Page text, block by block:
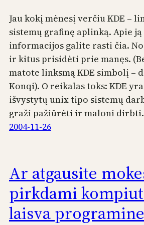
Jau kokį mėnesį verčiu KDE –
sistemų grafinę aplinką. Apie
informacijos galite rasti čia.
ir kitus prisidėti prie manęs.
matote linksmą KDE simbolį –
Konqi). O reikalas toks: KDE
išvystytų unix tipo sistemų
graži pažiūrėti ir maloni
2004-11-26
Ar atgausite
pirkdami
laisva